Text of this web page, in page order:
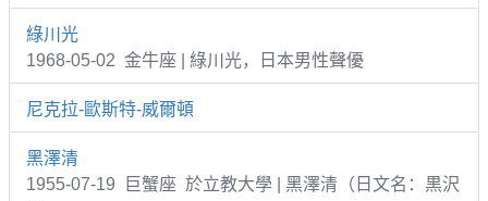
綠川光
1968-05-02 金牛座 | 綠川光，日本男性聲優
尼克拉-歐斯特-威爾頓
黑澤清
1955-07-19 巨蟹座 於立教大學 | 黑澤清（日文名：黒沢